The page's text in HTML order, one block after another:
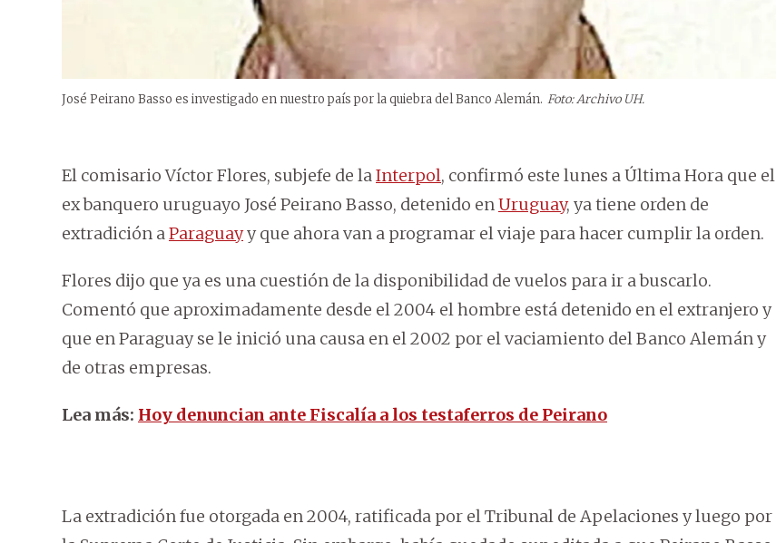
José Peirano Basso es investigado en nuestro país por la quiebra del Banco Alemán. Foto: Archivo UH.
El comisario Víctor Flores, subjefe de laInterpol, confirmó este lunes a Última Hora que el
ex banquero uruguayo José Peirano Basso, detenido enUruguay, ya tiene orden de
extradición aParaguayy que ahora van a programar el viaje para hacer cumplir la orden.
Flores dijo que ya es una cuestión de la disponibilidad de vuelos para ir a buscarlo.
Comentó que aproximadamente desde el 2004 el hombre está detenido en el extranjero y
que en Paraguay se le inició una causa en el 2002 por el vaciamiento del Banco Alemán y
de otras empresas.
Lea más: Hoy denuncian ante Fiscalía a los testaferros de Peirano
La extradición fue otorgada en 2004, ratificada por el Tribunal de Apelaciones y luego por